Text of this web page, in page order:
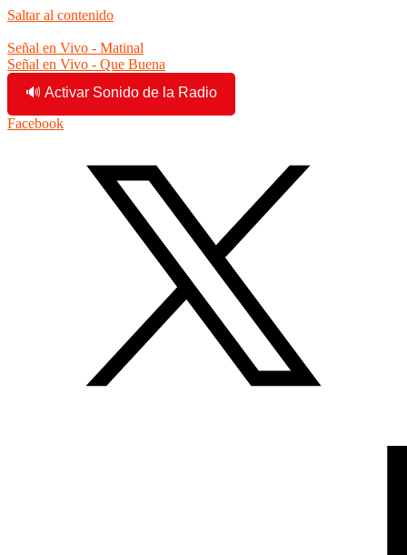
Saltar al contenido
Señal en Vivo - Matinal
Señal en Vivo - Que Buena
🔊 Activar Sonido de la Radio
Facebook